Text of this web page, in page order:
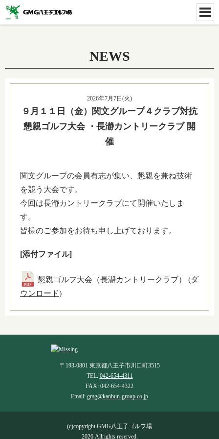
NEWS
2026年7月7日(火)
９月１１日（金）関文グループ４クラブ対抗
懇親ゴルフ大会 ・長瀞カントリークラブ 開
催
関文グループの会員有志が集い、懇親を兼ね技術
を競う大会です。
今回は長瀞カントリークラブにて開催いたしま
す。
皆様のご参加をお待ち申し上げております。
[添付ファイル]
懇親ゴルフ大会（長瀞カントリークラブ） (ダ
ウンロード)
〒193-0801 東京都八王子市川口町3515
TEL: 042-654-4311
FAX: 042-654-4322
Email: gmg@kanbun-group.co.jp
(c)copyright GMG八王子ゴルフ場
2026 Allrights reserved.